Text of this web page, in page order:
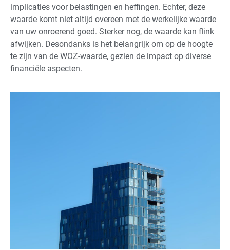
implicaties voor belastingen en heffingen. Echter, deze
waarde komt niet altijd overeen met de werkelijke waarde
van uw onroerend goed. Sterker nog, de waarde kan flink
afwijken. Desondanks is het belangrijk om op de hoogte
te zijn van de WOZ-waarde, gezien de impact op diverse
financiële aspecten.